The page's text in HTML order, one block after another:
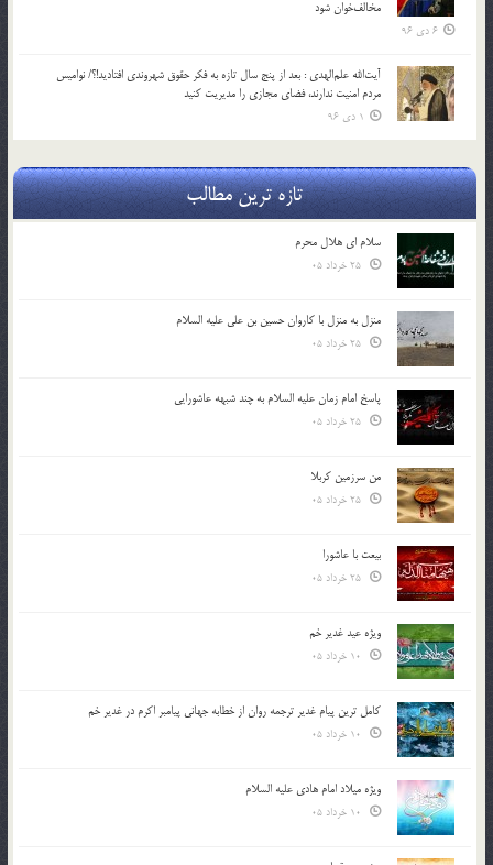
مخالف‌خوان شود
6 دی 96
آیت‌الله علم‌الهدی : بعد از پنج سال تازه به فکر حقوق شهروندی افتادید!؟/ نوامیس
مردم امنیت ندارند، فضای مجازی را مدیریت کنید
1 دی 96
تازه ترین مطالب
سلام ای هلال محرم
منزل به منزل با کاروان حسین بن علی علیه السلام
پاسخ امام زمان علیه السلام به چند شبهه عاشورایی
من سرزمین کربلا
بیعت با عاشورا
ویژه عید غدیر خم
کامل ترین پیام غدیر ترجمه روان از خطابه جهانی پیامبر اکرم در غدیر خم
ویژه میلاد امام هادی علیه السلام